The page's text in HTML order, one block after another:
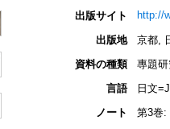
出版サイト
http://
出版地
京都,
資料の種類
專題
言語
日文
ノート
第3巻: